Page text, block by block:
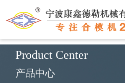
Product Center
产品中心